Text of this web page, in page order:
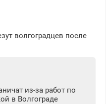
волгоградцев после
из-за работ по
в Волгограде